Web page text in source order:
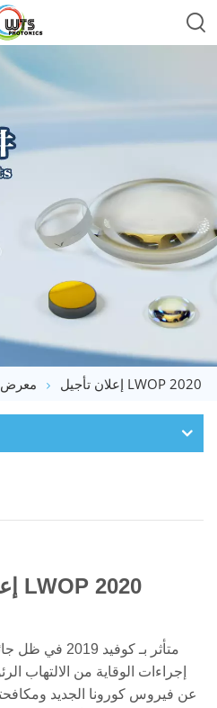
معرض إعلان تأجيل LWOP 2020
إعلان تأجيل LWOP 2020
متأثر بـكوفيد 2019
في ظل
عن فيروس كورونا الجديد